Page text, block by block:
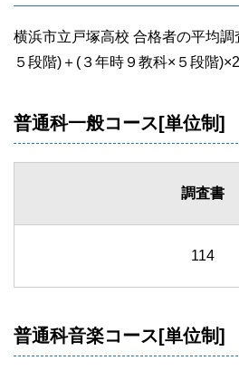
横浜市立戸塚高校 合格者の平均
５段階)＋(３年時９教科×５段階
普通科一般コース[単位制]
調査書
114
普通科音楽コース[単位制]